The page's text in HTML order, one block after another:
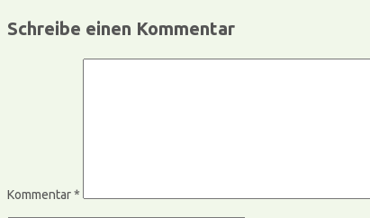
Schreibe einen Kommentar
Kommentar*